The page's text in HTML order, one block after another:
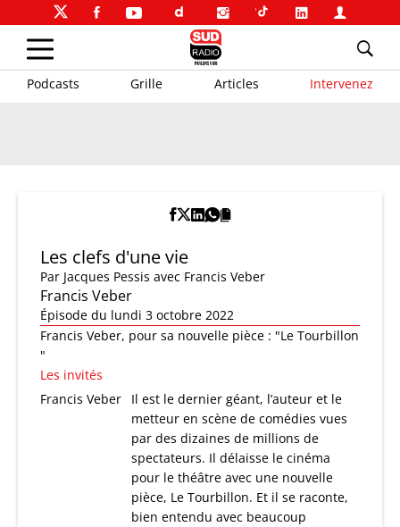
Podcasts Grille Articles Intervenez
Les clefs d'une vie
Par Jacques Pessis avec Francis Veber
Francis Veber
Épisode du lundi 3 octobre 2022
Francis Veber, pour sa nouvelle pièce : "Le Tourbillon
"
Les invités
Francis Veber
Il est le dernier géant, l’auteur et le
metteur en scène de comédies vues
par des dizaines de millions de
spectateurs. Il délaisse le cinéma
pour le théâtre avec une nouvelle
pièce, Le Tourbillon. Et il se raconte,
bien entendu avec beaucoup